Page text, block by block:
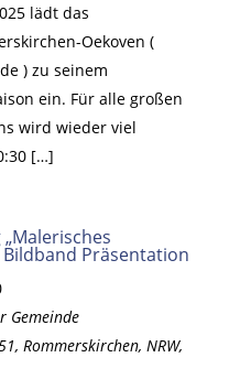
lädt das
Oekoven (
) zu seinem
ein. Für alle großen
wird wieder viel
[…]
Präsentation
Gemeinde
Rommerskirchen, NRW,